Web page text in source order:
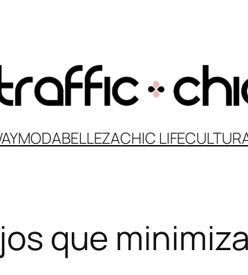
MODABELLEZACHIC LIFE
que